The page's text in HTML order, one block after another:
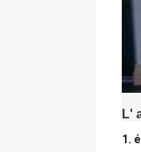
L'
1.